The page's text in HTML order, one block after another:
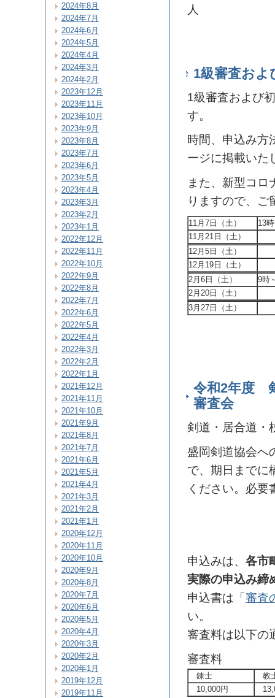
人
1級審査およ
1級審査および
す。
時間、申込み方
ージに掲載いた
また、新型コロ
りますので、ご
11月7日（土）
13
11月21日（土）
12月5日（土）
12月19日（土）
2月6日（土）
9時
2月20日（土）
3月27日（土）
令和2年度
審査会
剣道・居合道・
盛岡剣道協会へ
で、期日までに
ください。必
申込みは、 各市
実際の申込み締
申込書は「 審査
い。
審査料は以下の
審査料
錬士
教
10,000円
2024年8月
2024年7月
2024年6月
2024年5月
2024年4月
2024年3月
2024年2月
2023年12月
2023年11月
2023年10月
2023年9月
2023年8月
2023年7月
2023年6月
2023年5月
2023年4月
2023年3月
2023年2月
2023年1月
2022年12月
2022年11月
2022年10月
2022年9月
2022年8月
2022年7月
2022年6月
2022年5月
2022年4月
2022年3月
2022年2月
2022年1月
2021年12月
2021年11月
2021年10月
2021年9月
2021年8月
2021年7月
2021年6月
2021年5月
2021年4月
2021年3月
2021年2月
2021年1月
2020年12月
2020年11月
2020年10月
2020年9月
2020年8月
2020年7月
2020年6月
2020年5月
2020年4月
2020年3月
2020年2月
2020年1月
2019年12月
2019年11月